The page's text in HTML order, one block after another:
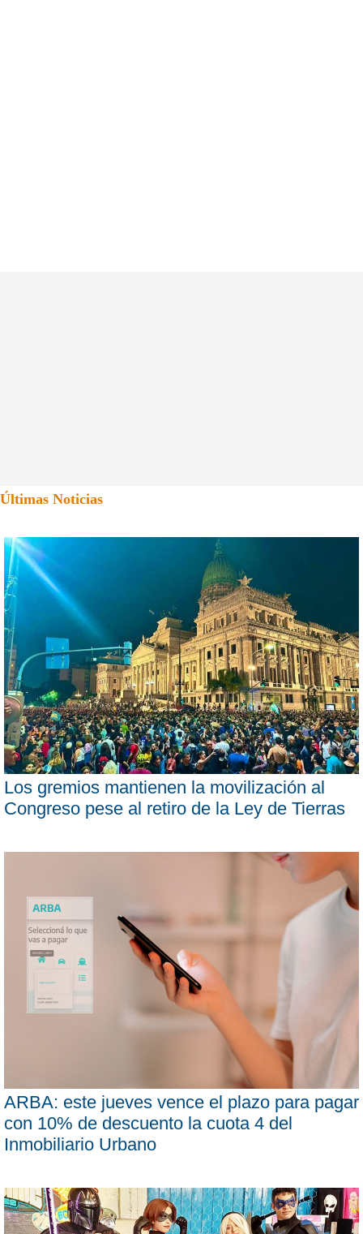
Últimas Noticias
Los gremios mantienen la movilización al
Congreso pese al retiro de la Ley de Tierras
ARBA: este jueves vence el plazo para pagar
con 10% de descuento la cuota 4 del
Inmobiliario Urbano